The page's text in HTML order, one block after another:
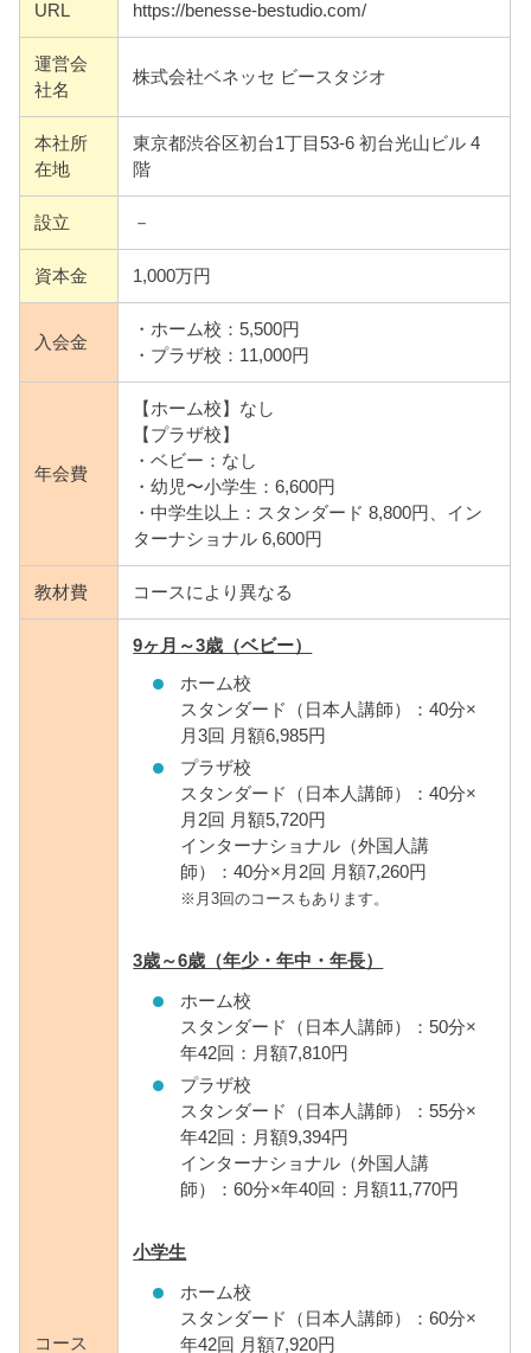
URL https://benesse-bestudio.com/
運営会
社名
株式会社ベネッセ ビースタジオ
本社所
在地
東京都渋谷区初台1丁目53-6 初台光山ビル 4
階
設立 －
資本金 1,000万円
入会金
・ホーム校：5,500円
・プラザ校：11,000円
年会費
【ホーム校】なし
【プラザ校】
・ベビー：なし
・幼児〜小学生：6,600円
・中学生以上：スタンダード 8,800円、イン
ターナショナル 6,600円
教材費 コースにより異なる
コース
9ヶ月～3歳（ベビー）
ホーム校
スタンダード（日本人講師）：40分×
月3回 月額6,985円
プラザ校
スタンダード（日本人講師）：40分×
月2回 月額5,720円
インターナショナル（外国人講
師）：40分×月2回 月額7,260円
※月3回のコースもあります。
3歳～6歳（年少・年中・年長）
ホーム校
スタンダード（日本人講師）：50分×
年42回：月額7,810円
プラザ校
スタンダード（日本人講師）：55分×
年42回：月額9,394円
インターナショナル（外国人講
師）：60分×年40回：月額11,770円
小学生
ホーム校
スタンダード（日本人講師）：60分×
年42回 月額7,920円